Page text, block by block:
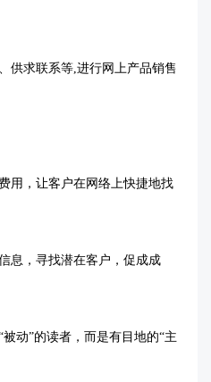
供求联系等,进行网上产品销售
用，让客户在网络上快捷地找
息，寻找潜在客户，促成成
动”的读者，而是有目地的“主